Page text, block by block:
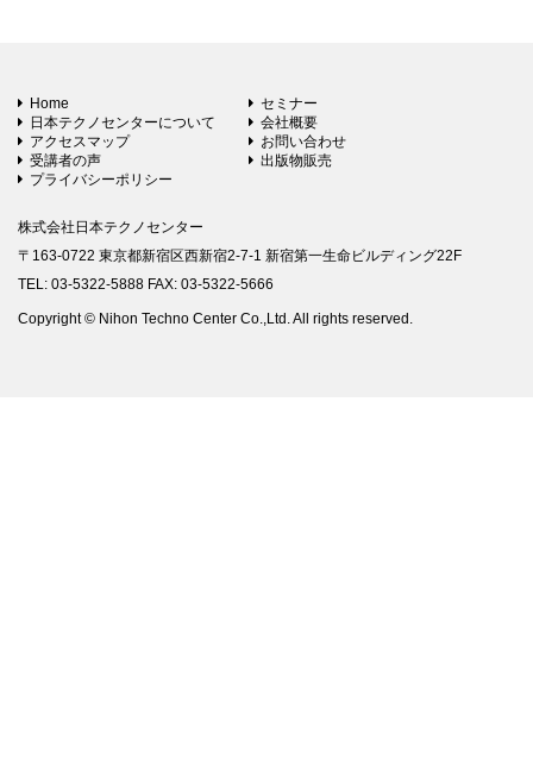
Home
セミナー
日本テクノセンターについて
会社概要
アクセスマップ
お問い合わせ
受講者の声
出版物販売
プライバシーポリシー
株式会社日本テクノセンター
〒163-0722 東京都新宿区西新宿2-7-1 新宿第一生命ビルディング22F
TEL: 03-5322-5888 FAX: 03-5322-5666
Copyright © Nihon Techno Center Co.,Ltd. All rights reserved.